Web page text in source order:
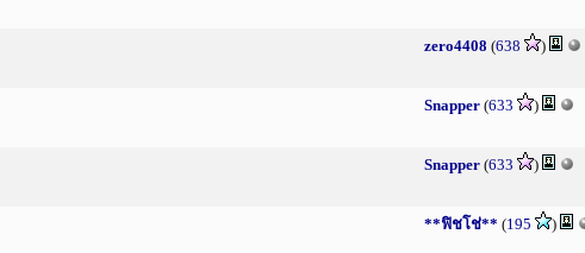
zero4408 (638 )
Snapper (633 )
Snapper (633 )
**ฟิชโช่** (195 )